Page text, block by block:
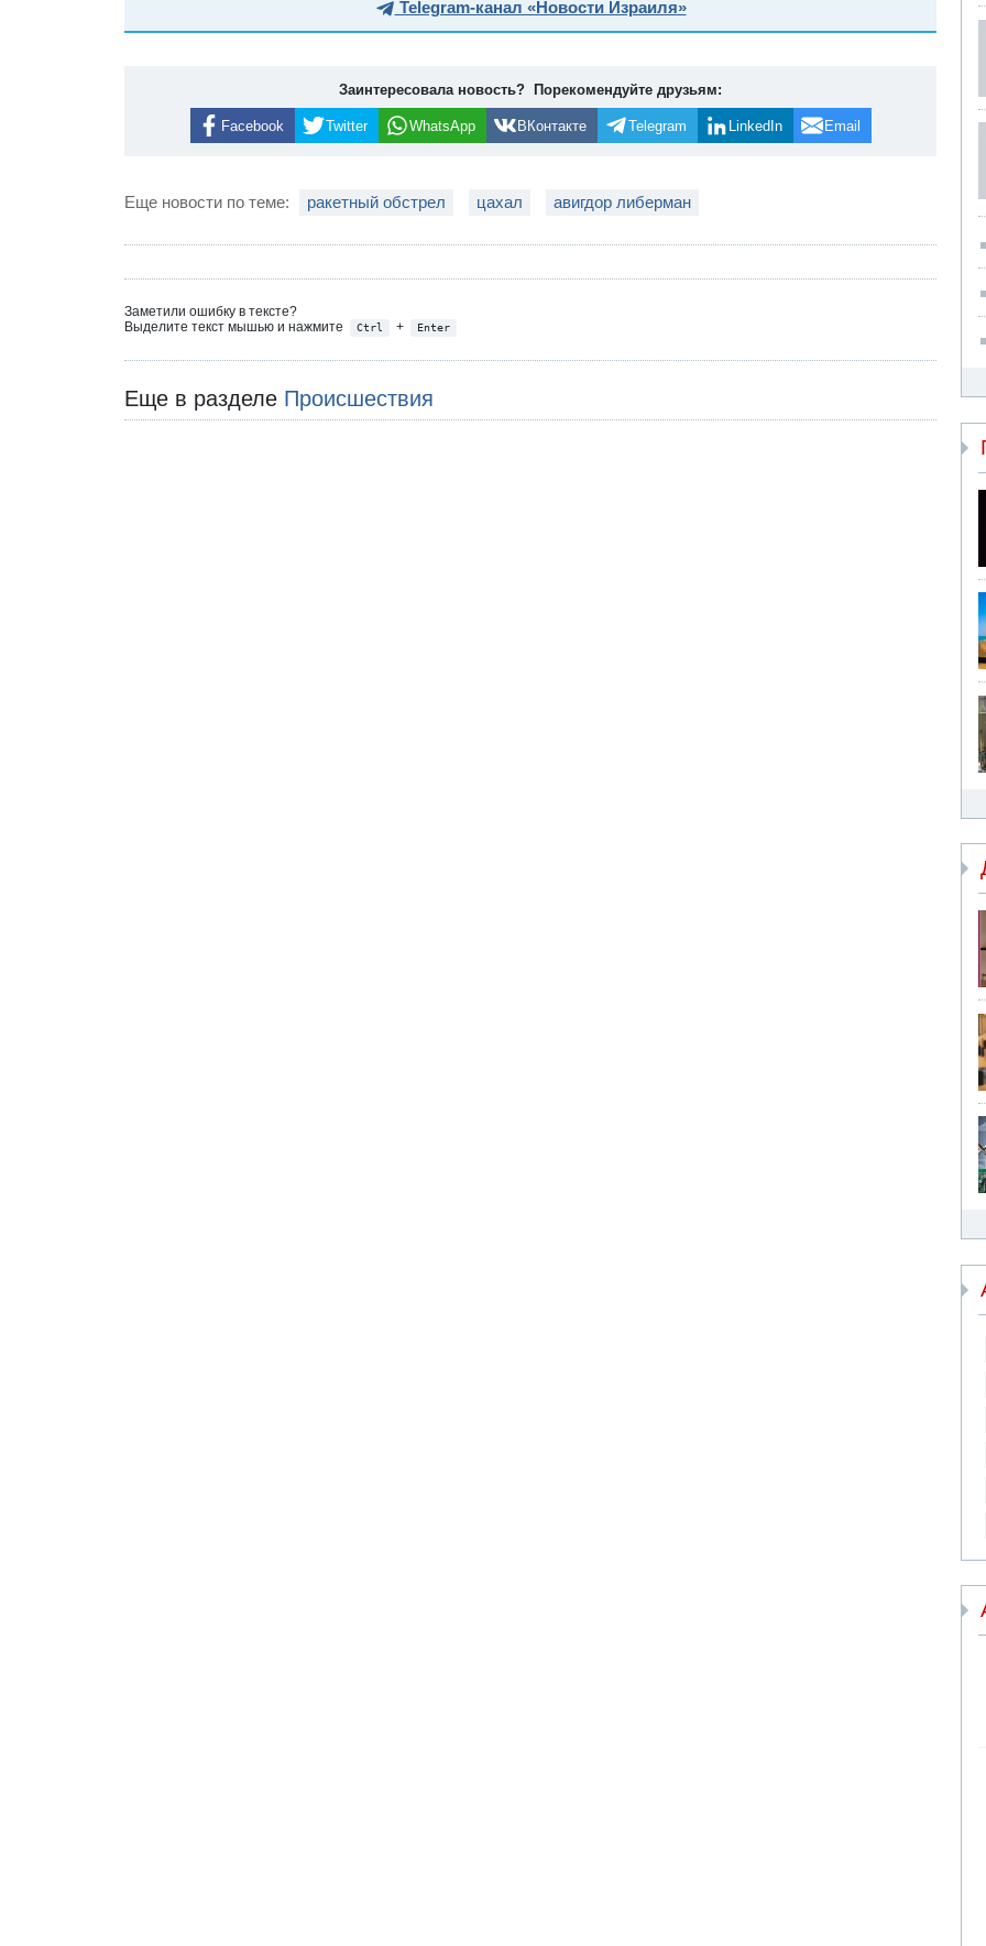
Telegram-канал «Новости Израиля»
Заинтересовала новость? Порекомендуйте друзьям:
Facebook Twitter WhatsApp ВКонтакте Telegram LinkedIn Email
Еще новости по теме: ракетный обстрел цахал авигдор либерман
Заметили ошибку в тексте?
Выделите текст мышью и нажмите
Ctrl + Enter
Еще в разделе Происшествия